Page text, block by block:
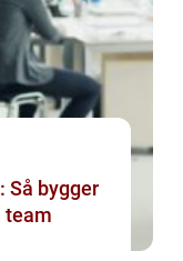
Så bygger
team